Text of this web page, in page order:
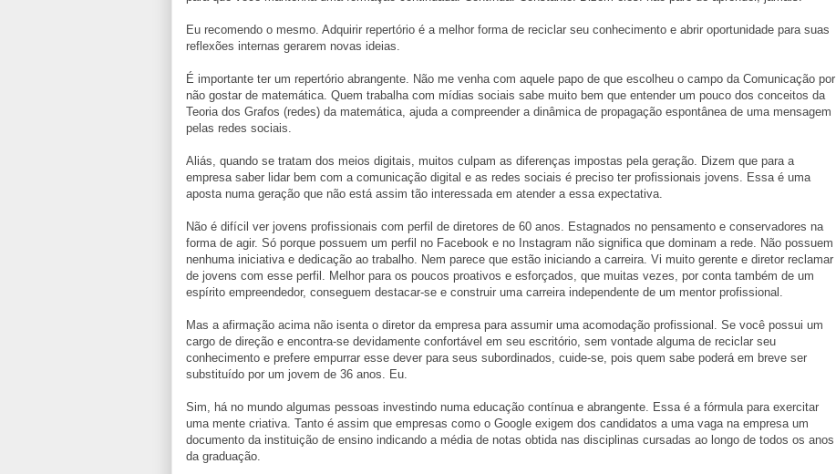
Eu recomendo o mesmo. Adquirir repertório é a melhor forma de reciclar seu conhecimento e abrir oportunidade para suas
reflexões internas gerarem novas ideias.
É importante ter um repertório abrangente. Não me venha com aquele papo de que escolheu o campo da Comunicação por
não gostar de matemática. Quem trabalha com mídias sociais sabe muito bem que entender um pouco dos conceitos da
Teoria dos Grafos (redes) da matemática, ajuda a compreender a dinâmica de propagação espontânea de uma mensagem
pelas redes sociais.
Aliás, quando se tratam dos meios digitais, muitos culpam as diferenças impostas pela geração. Dizem que para a
empresa saber lidar bem com a comunicação digital e as redes sociais é preciso ter profissionais jovens. Essa é uma
aposta numa geração que não está assim tão interessada em atender a essa expectativa.
Não é difícil ver jovens profissionais com perfil de diretores de 60 anos. Estagnados no pensamento e conservadores na
forma de agir. Só porque possuem um perfil no Facebook e no Instagram não significa que dominam a rede. Não possuem
nenhuma iniciativa e dedicação ao trabalho. Nem parece que estão iniciando a carreira. Vi muito gerente e diretor reclamar
de jovens com esse perfil. Melhor para os poucos proativos e esforçados, que muitas vezes, por conta também de um
espírito empreendedor, conseguem destacar-se e construir uma carreira independente de um mentor profissional.
Mas a afirmação acima não isenta o diretor da empresa para assumir uma acomodação profissional. Se você possui um
cargo de direção e encontra-se devidamente confortável em seu escritório, sem vontade alguma de reciclar seu
conhecimento e prefere empurrar esse dever para seus subordinados, cuide-se, pois quem sabe poderá em breve ser
substituído por um jovem de 36 anos. Eu.
Sim, há no mundo algumas pessoas investindo numa educação contínua e abrangente. Essa é a fórmula para exercitar
uma mente criativa. Tanto é assim que empresas como o Google exigem dos candidatos a uma vaga na empresa um
documento da instituição de ensino indicando a média de notas obtida nas disciplinas cursadas ao longo de todos os anos
da graduação.